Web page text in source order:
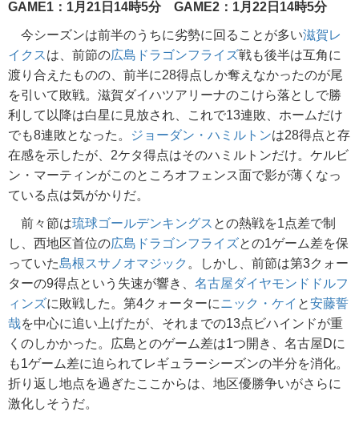
GAME1：1月21日14時5分 GAME2：1月22日14時5分
今シーズンは前半のうちに劣勢に回ることが多い滋賀レ
イクスは、前節の広島ドラゴンフライズ戦も後半は互角に
渡り合えたものの、前半に28得点しか奪えなかったのが尾
を引いて敗戦。滋賀ダイハツアリーナのこけら落としで勝
利して以降は白星に見放され、これで13連敗、ホームだけ
でも8連敗となった。
ジョーダン・ハミルトンは28得点と存
在感を示したが、2ケタ得点はそのハミルトンだけ。ケルビ
ン・マーティンがこのところオフェンス面で影が薄くなっ
ている点は気がかりだ。
前々節は琉球ゴールデンキングス との熱戦を1点差で制
し、西地区首位の広島ドラゴンフライズとの1ゲーム差を保
っていた島根スサノオマジック 。しかし、前節は第3クォー
ターの9得点という失速が響き、 名古屋ダイヤモンドドルフ
ィンズに敗戦した。第4クォーターにニック・ケイ と安藤誓
哉を中心に追い上げたが、それまでの13点ビハインドが重
くのしかかった。広島とのゲーム差は1つ開き、名古屋Dに
も1ゲーム差に迫られてレギュラーシーズンの半分を消化。
折り返し地点を過ぎたここからは、地区優勝争いがさらに
激化しそうだ。